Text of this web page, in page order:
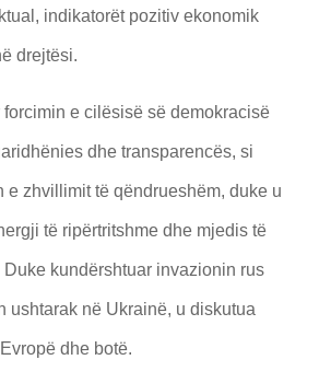
indikatorët pozitiv ekonomik
drejtësi.
e cilësisë së demokracisë
dhe transparencës, si
e zhvillimit të qëndrueshëm, duke u
të ripërtritshme dhe mjedis të
kundërshtuar invazionin rus
ushtarak në Ukrainë, u diskutua
dhe botë.